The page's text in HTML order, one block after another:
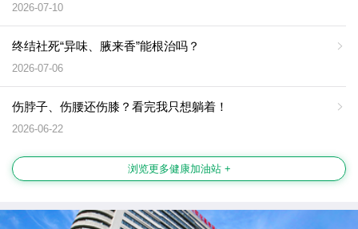
2026-07-10
终结社死“异味、腋来香”能根治吗？
2026-07-06
伤脖子、伤腰还伤膝？看完我只想躺着！
2026-06-22
浏览更多健康加油站 +